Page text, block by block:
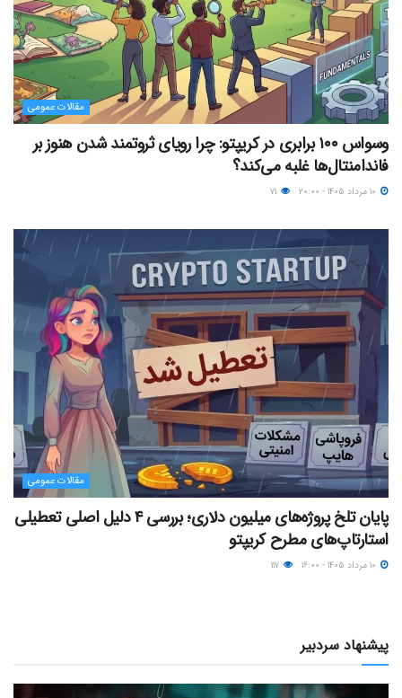
مقالات عمومی
وسواس ۱۰۰ برابری در کریپتو: چرا رویای ثروتمند شدن هنوز بر
فاندامنتال‌ها غلبه می‌کند؟
مقالات عمومی
پایان تلخ پروژه‌های میلیون دلاری؛ بررسی ۴ دلیل اصلی تعطیلی
استارتاپ‌های مطرح کریپتو
پیشنهاد سردبیر